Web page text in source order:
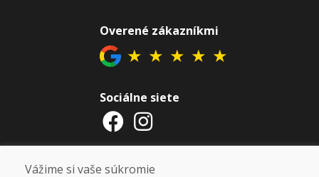
Overené zákazníkmi
★ ★ ★ ★ ★
Sociálne siete
Otváracie hodiny
Vážime si vaše súkromie